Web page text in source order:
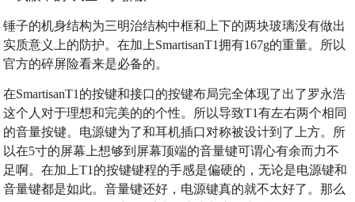
锤子的机身结构为三明治结构中框和上下的两块玻璃没有做出
实质意义上的防护。在加上SmartisanT1拥有167g的重量。所以
官方的碎屏险看来是必备的。
在SmartisanT1的按键和接口的按键布局完全体现了出了罗永浩
这个人对于理想和完美的的个性。所以导致T1有左右两个相同
的音量按键。电源键为了和耳机插口对称被设计到了上方。所
以在5寸的屏幕上想够到屏幕顶端的音量键可谓心有余而力不
足啊。在加上T1的按键键程的手感是偏硬的，无论是电源键和
音量键都是如此。音量键还好，电源键真的就不太好了。那么